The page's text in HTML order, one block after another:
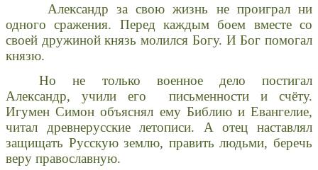
Александр за свою жизнь не проиграл ни
одного сражения. Перед каждым боем вместе со
своей дружиной князь молился Богу. И Бог помогал
князю.
Но не только военное дело постигал
Александр, учили его письменности и счёту.
Игумен Симон объяснял ему Библию и Евангелие,
читал древнерусские летописи. А отец наставлял
защищать Русскую землю, править людьми, беречь
веру православную.